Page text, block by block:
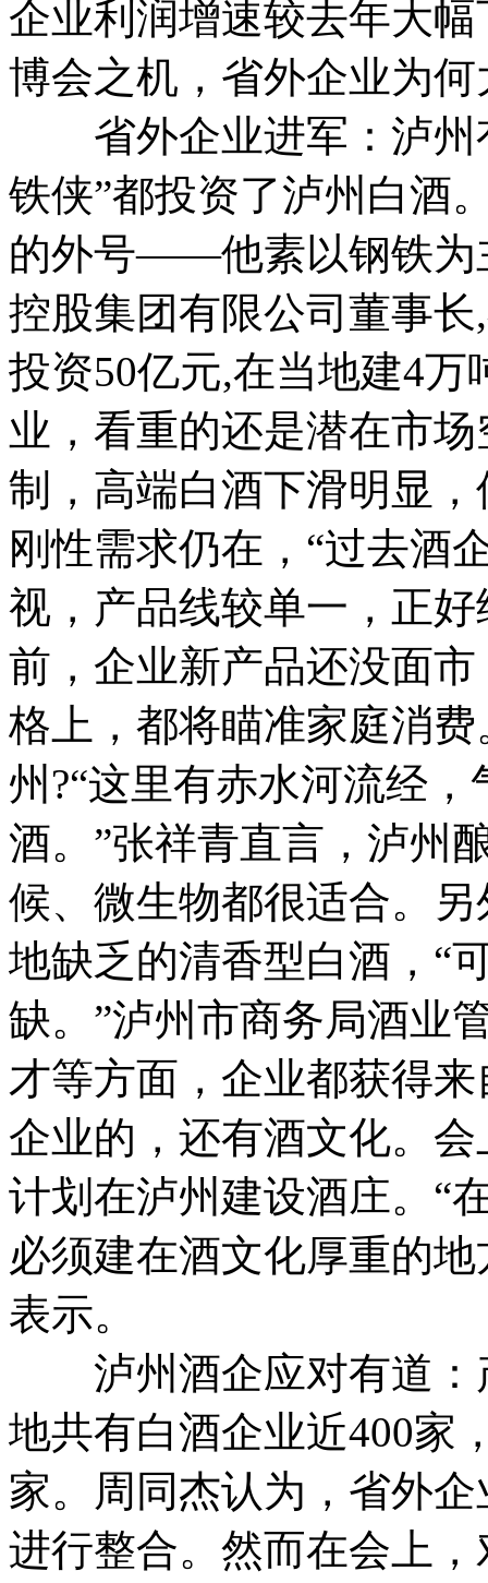
企业利润增速较去年大
博会之机，省外企业为
省外企业进军：泸州
铁侠”都投资了泸州白酒
的外号——他素以钢铁为
控股集团有限公司董事
投资50亿元,在当地建4
业，看重的还是潜在市
制，高端白酒下滑明显
刚性需求仍在，“过去酒
视，产品线较单一，正
前，企业新产品还没面
格上，都将瞄准家庭消
州?“这里有赤水河流经
酒。”张祥青直言，泸州
候、微生物都很适合。
地缺乏的清香型白酒，“
缺。”泸州市商务局酒业
才等方面，企业都获得
企业的，还有酒文化。
计划在泸州建设酒庄。“
必须建在酒文化厚重的
表示。
泸州酒企应对有道：
地共有白酒企业近400家
家。周同杰认为，省外
进行整合。然而在会上